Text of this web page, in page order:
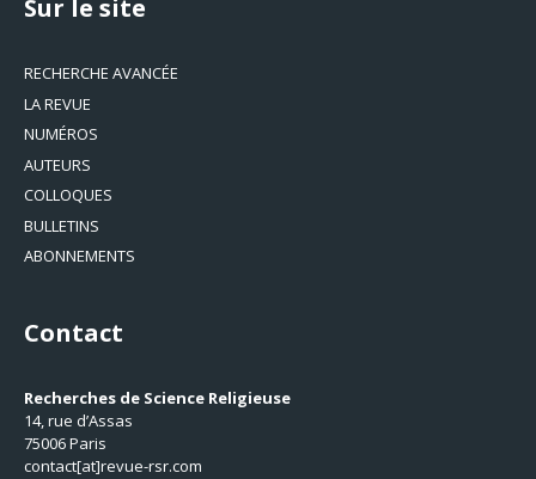
Sur le site
RECHERCHE AVANCÉE
LA REVUE
NUMÉROS
AUTEURS
COLLOQUES
BULLETINS
ABONNEMENTS
Contact
Recherches de Science Religieuse
14, rue d’Assas
75006 Paris
contact[at]revue-rsr.com